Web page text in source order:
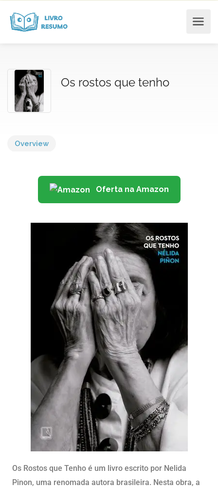
Os rostos que tenho
Overview
Oferta na Amazon
Os Rostos que Tenho é um livro escrito por Nelida
Pinon, uma renomada autora brasileira. Nesta obra, a